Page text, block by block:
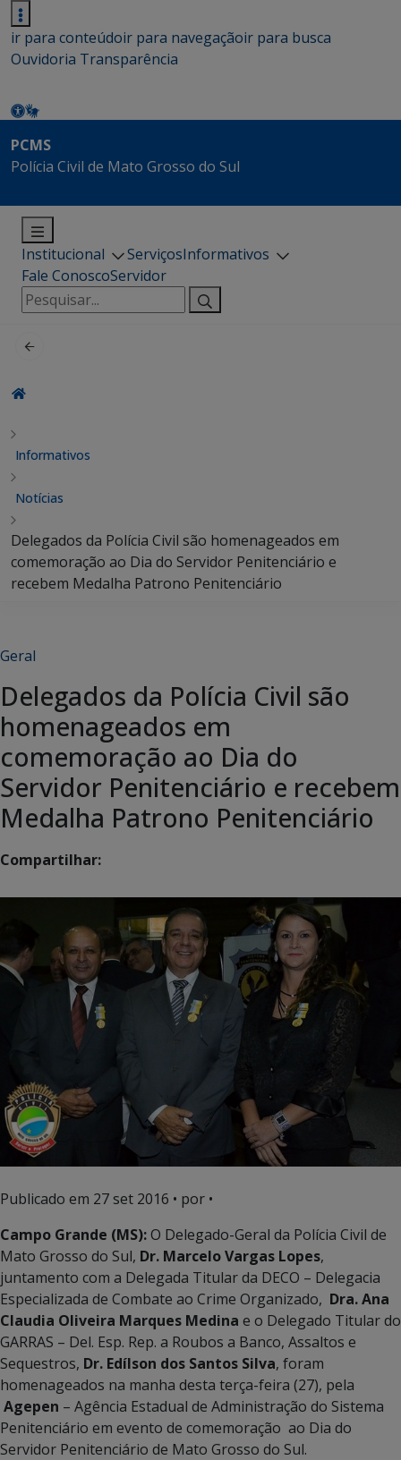
ir para conteúdoir para navegaçãoir para busca
Ouvidoria Transparência
PCMS
Polícia Civil de Mato Grosso do Sul
Institucional ServiçosInformativos
Fale ConoscoServidor
Pesquisar
por:
Informativos
Notícias
Delegados da Polícia Civil são homenageados em
comemoração ao Dia do Servidor Penitenciário e
recebem Medalha Patrono Penitenciário
Geral
Delegados da Polícia Civil são
homenageados em
comemoração ao Dia do
Servidor Penitenciário e recebem
Medalha Patrono Penitenciário
Compartilhar:
Publicado em 27 set 2016 • por •
Campo Grande (MS):O Delegado-Geral da Polícia Civil de
Mato Grosso do Sul, Dr. Marcelo Vargas Lopes,
juntamento com a Delegada Titular da DECO – Delegacia
Especializada de Combate ao Crime Organizado, Dra. Ana
Claudia Oliveira Marques Medina e o Delegado Titular do
GARRAS – Del. Esp. Rep. a Roubos a Banco, Assaltos e
Sequestros, Dr. Edílson dos Santos Silva, foram
homenageados na manha desta terça-feira (27), pela
Agepen – Agência Estadual de Administração do Sistema
Penitenciário em evento de comemoração ao Dia do
Servidor Penitenciário de Mato Grosso do Sul.